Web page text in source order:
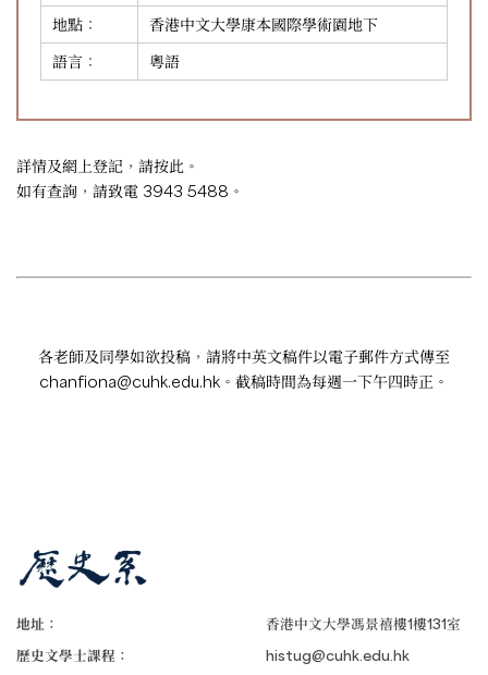
地點：
香港中文大學康本國際學術園地下
語言：
粵語
詳情及網上登記，請按此 。
如有查詢，請致電 3943 5488。
各老師及同學如欲投稿，請將中英文稿件以電子郵件方式傳至
chanfiona@cuhk.edu.hk 。截稿時間為每週一下午四時正。
地址：
香港中文大學馮景禧樓1樓131室
歷史文學士課程：
histug@cuhk.edu.hk